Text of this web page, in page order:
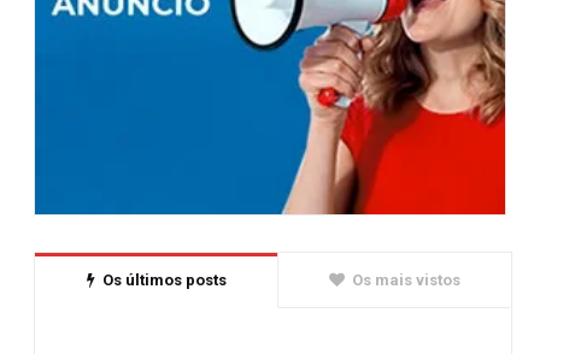
Os últimos posts Os mais vistos